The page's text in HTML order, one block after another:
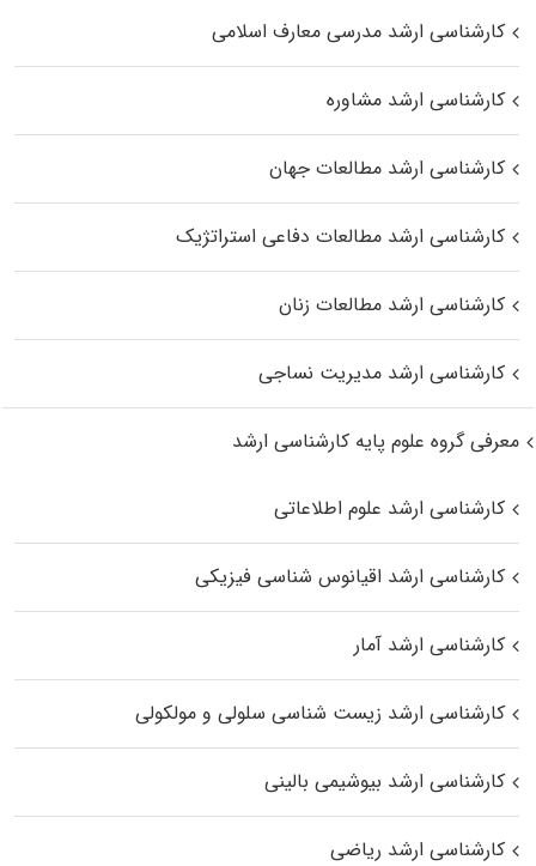
کارشناسی ارشد مدرسی معارف اسلامی
کارشناسی ارشد مشاوره
کارشناسی ارشد مطالعات جهان
کارشناسی ارشد مطالعات دفاعی استراتژیک
کارشناسی ارشد مطالعات زنان
کارشناسی ارشد مدیریت نساجی
معرفی گروه علوم پایه کارشناسی ارشد
کارشناسی ارشد علوم اطلاعاتی
کارشناسی ارشد اقیانوس‌ شناسی فیزیکی
کارشناسی ارشد آمار
کارشناسی ارشد زیست شناسی سلولی و مولکولی
کارشناسی ارشد بیوشیمی بالینی
کارشناسی ارشد ریاضی